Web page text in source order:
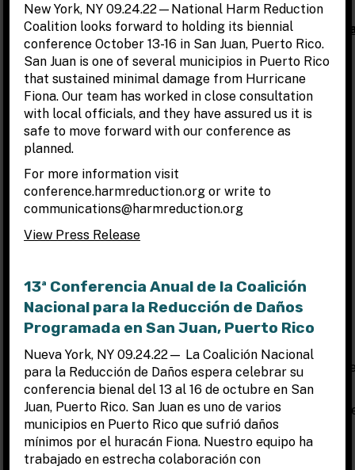
cantidad limitada de becas parciales a quienes no puedan
asistir a la conferencia sin apoyo financiero.Cómo
una beca.
POR FAVOR NO SE INSCRIBA NI PAGUE SI VA A ENVIAR
UNA SOLICITUD DE BECA.
PAGO
Se requiere el pago completo en el momento de la
inscripción.
Puede hacer el pago a través de tarjeta de crédito,
cheque o giro postal.
por internet.
*El último día para pagar con cheque o factura es el
septiembre de 2022.
Por favor imprima el email de confirmación de su
inscripción y envíelo por correo postal junto con su
o giro postal.
Los cheques o giros postales deben realizarse a nombre
National Harm Reduction Coalition, 22 West 27th
Street, New York, NY 10001
New York, NY 09.24.22—National Harm Reduction
Coalition looks forward to holding its biennial
conference October 13-16 in San Juan, Puerto Rico.
San Juan is one of several municipios in Puerto Rico
that sustained minimal damage from Hurricane
Fiona. Our team has worked in close consultation
with local officials, and they have assured us it is
safe to move forward with our conference as
planned.
For more information visit
conference.harmreduction.org or write to
communications@harmreduction.org
View Press Release
13ª Conferencia Anual de la Coalición
Nacional para la Reducción de Daños
Programada en San Juan, Puerto Rico
Nueva York, NY 09.24.22— La Coalición Nacional
para la Reducción de Daños espera celebrar su
conferencia bienal del 13 al 16 de octubre en San
Juan, Puerto Rico. San Juan es uno de varios
municipios en Puerto Rico que sufrió daños
mínimos por el huracán Fiona. Nuestro equipo ha
trabajado en estrecha colaboración con